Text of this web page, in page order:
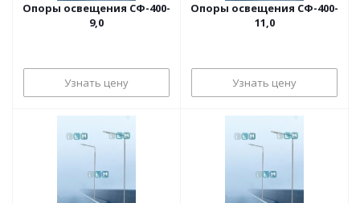
Опоры освещения СФ-400-
9,0
Узнать цену
Опоры освещения СФ-400-
11,0
Узнать цену